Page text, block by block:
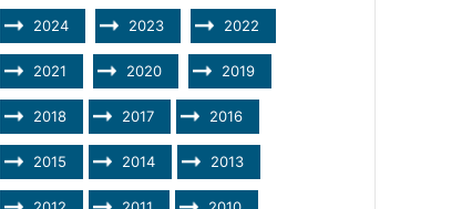
2024 2023 2022
2021 2020 2019
2018 2017 2016
2015 2014 2013